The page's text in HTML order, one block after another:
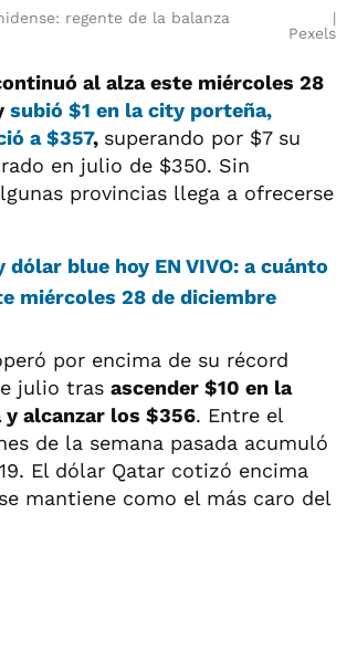
regente de la balanza
Pexels
al alza este miércoles 28
subió $1 en la city porteña,
a $357, superando por $7 su
en julio de $350. Sin
provincias llega a ofrecerse
dólar blue hoy EN VIVO: a cuánto
miércoles 28 de diciembre
por encima de su récord
julio tras ascender $10 en la
y alcanzar los $356. Entre el
de la semana pasada acumuló
El dólar Qatar cotizó encima
mantiene como el más caro del